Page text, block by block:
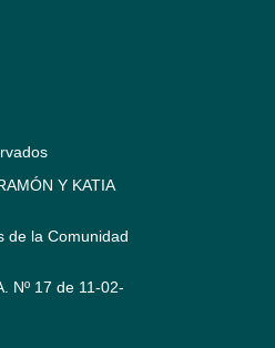
Y KATIA
de la Comunidad
Nº 17 de 11-02-